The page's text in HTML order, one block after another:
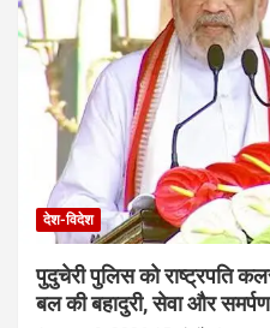
देश-विदेश
पुदुचेरी पुलिस को राष्ट्रपति
बल की बहादुरी, सेवा और